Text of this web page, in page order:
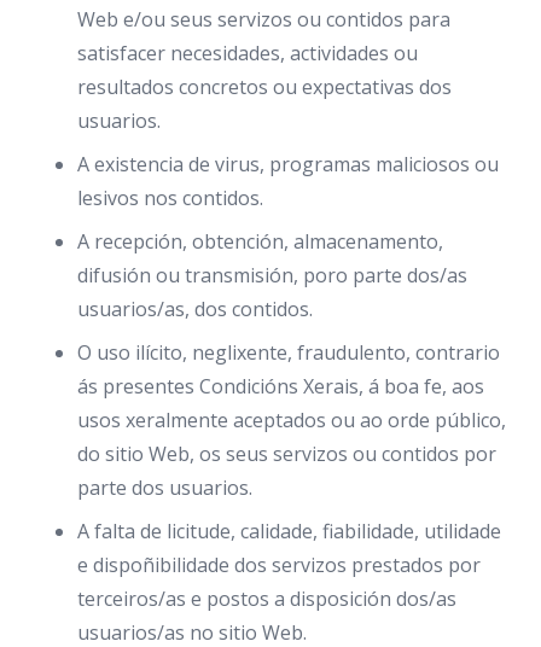
Web e/ou seus servizos ou contidos para
satisfacer necesidades, actividades ou
resultados concretos ou expectativas dos
usuarios.
A existencia de virus, programas maliciosos ou
lesivos nos contidos.
A recepción, obtención, almacenamento,
difusión ou transmisión, poro parte dos/as
usuarios/as, dos contidos.
O uso ilícito, neglixente, fraudulento, contrario
ás presentes Condicións Xerais, á boa fe, aos
usos xeralmente aceptados ou ao orde público,
do sitio Web, os seus servizos ou contidos por
parte dos usuarios.
A falta de licitude, calidade, fiabilidade, utilidade
e dispoñibilidade dos servizos prestados por
terceiros/as e postos a disposición dos/as
usuarios/as no sitio Web.